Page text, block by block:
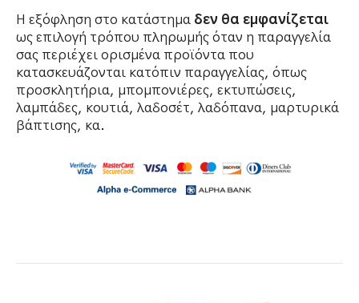
Η εξόφληση στο κατάστημα δεν θα εμφανίζεται
ως επιλογή τρόπου πληρωμής όταν η παραγγελία
σας περιέχει ορισμένα προϊόντα που
κατασκευάζονται κατόπιν παραγγελίας, όπως
προσκλητήρια, μπομπονιέρες, εκτυπώσεις,
λαμπάδες, κουτιά, λαδοσέτ, λαδόπανα, μαρτυρικά
βάπτισης, κα.